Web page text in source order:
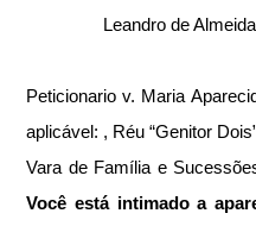
Leandro de
Peticionario v. Maria
aplicável: , Réu “Genitor
Você está intimado a